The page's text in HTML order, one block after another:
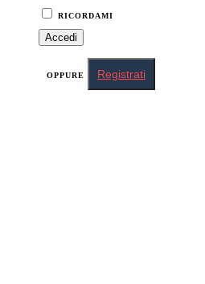
RICORDAMI
OPPURE Registrati